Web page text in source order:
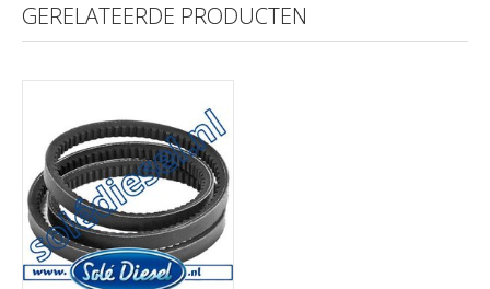
GERELATEERDE PRODUCTEN